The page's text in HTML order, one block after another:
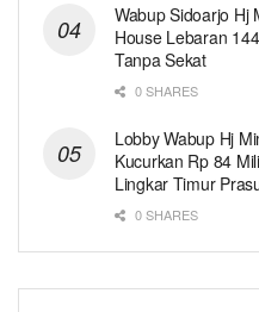
Wabup Sidoarjo Hj
House Lebaran
Tanpa Sekat
0 SHARES
Lobby Wabup Hj
Kucurkan Rp 84
Lingkar Timur
0 SHARES